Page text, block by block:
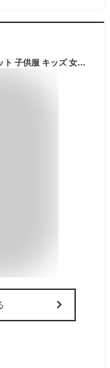
【秋冬SALE 23%OFF】水はじく 2WAYサロペット 子供服 キッズ 女の子 セットアップ・オールインワン 水はじく_0609